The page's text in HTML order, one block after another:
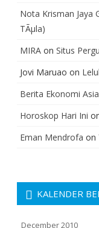
Nota Krisman Jaya
TÃµla)
MIRA on Situs
Jovi Maruao on
Berita Ekonomi Asia
Horoskop Hari Ini
Eman Mendrofa on
KALENDER
December 2010